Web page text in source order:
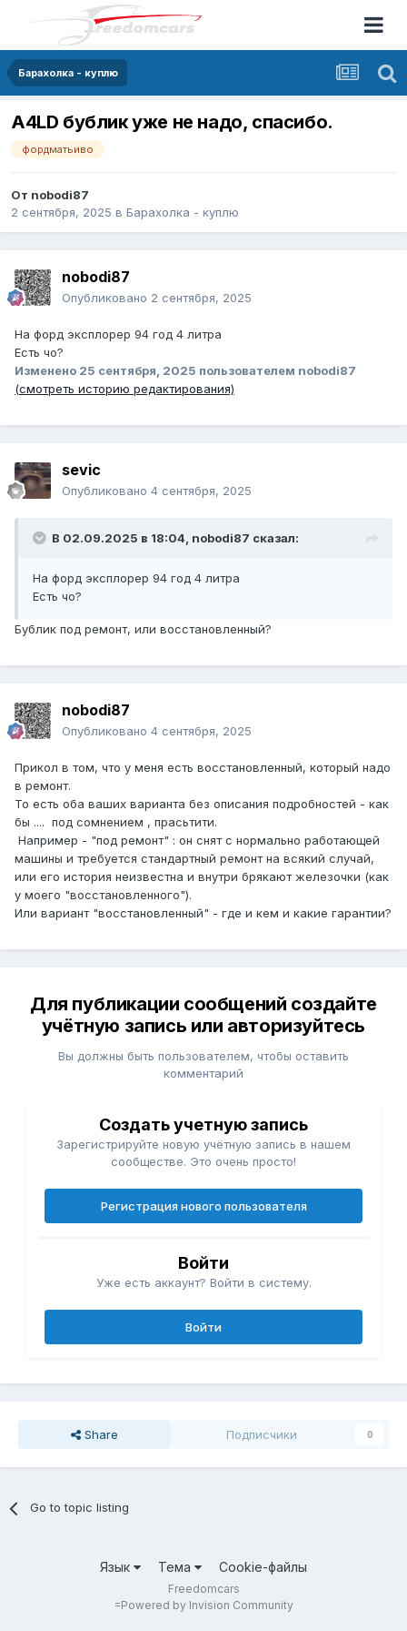
Барахолка - куплю
A4LD бублик уже не надо, спасибо.
фордматьиво
От nobodi87
2 сентября, 2025 в Барахолка - куплю
nobodi87
Опубликовано 2 сентября, 2025
На форд эксплорер 94 год 4 литра
Есть чо?
Изменено 25 сентября, 2025 пользователем nobodi87
(смотреть историю редактирования)
sevic
Опубликовано 4 сентября, 2025
В 02.09.2025 в 18:04, nobodi87 сказал:
На форд эксплорер 94 год 4 литра
Есть чо?
Бублик под ремонт, или восстановленный?
nobodi87
Опубликовано 4 сентября, 2025
Прикол в том, что у меня есть восстановленный, который надо
в ремонт.
То есть оба ваших варианта без описания подробностей - как
бы .... под сомнением , прасьтити.
Например - "под ремонт" : он снят с нормально работающей
машины и требуется стандартный ремонт на всякий случай,
или его история неизвестна и внутри брякают железочки (как
у моего "восстановленного").
Или вариант "восстановленный" - где и кем и какие гарантии?
Для публикации сообщений создайте
учётную запись или авторизуйтесь
Вы должны быть пользователем, чтобы оставить
комментарий
Создать учетную запись
Зарегистрируйте новую учётную запись в нашем
сообществе. Это очень просто!
Регистрация нового пользователя
Войти
Уже есть аккаунт? Войти в систему.
Войти
Share Подписчики 0
Go to topic listing
Язык Тема Cookie-файлы
Freedomcars
=Powered by Invision Community